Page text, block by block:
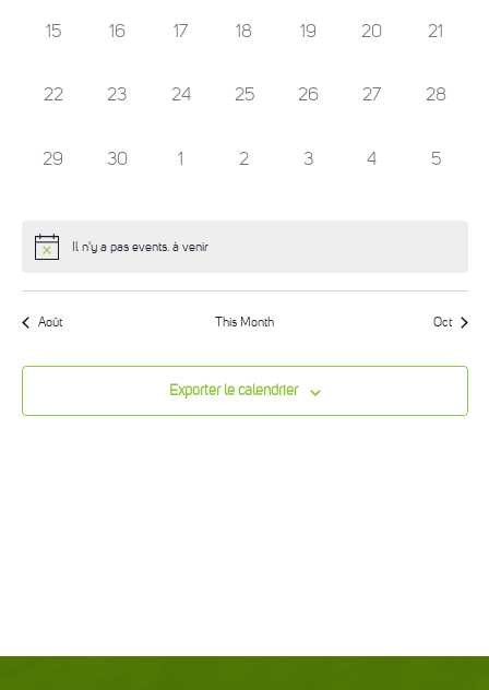
0
15
0
16
0
17
0
18
0
19
0
20
0
21
0
22
0
23
0
24
0
25
0
26
0
27
0
28
0
29
0
30
01
0
2
0
3
0
4
0
5
Il n'y a pas events. à venir
Août This Month Oct
Exporter le calendrier